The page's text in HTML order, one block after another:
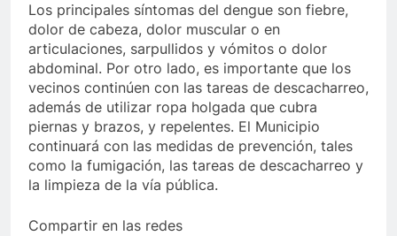
Los principales síntomas del dengue son fiebre,
dolor de cabeza, dolor muscular o en
articulaciones, sarpullidos y vómitos o dolor
abdominal. Por otro lado, es importante que los
vecinos continúen con las tareas de descacharreo,
además de utilizar ropa holgada que cubra
piernas y brazos, y repelentes. El Municipio
continuará con las medidas de prevención, tales
como la fumigación, las tareas de descacharreo y
la limpieza de la vía pública.
Compartir en las redes